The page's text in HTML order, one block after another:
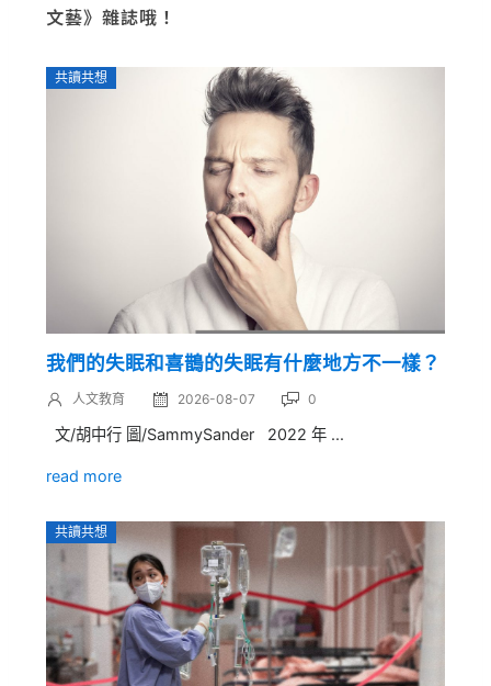
文藝》雜誌哦！
共讀共想
我們的失眠和喜鵲的失眠有什麼地方不一樣？
人文教育 2026-08-07 0
文/胡中行 圖/SammySander 2022 年 ...
read more
共讀共想